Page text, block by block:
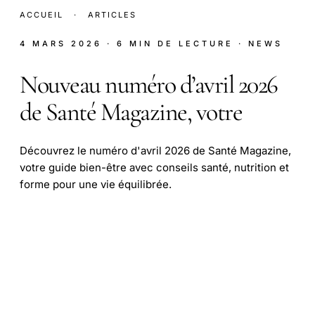
ACCUEIL · ARTICLES
4 MARS 2026 · 6 MIN DE LECTURE · NEWS
Nouveau numéro d’avril 2026
de Santé Magazine, votre
Découvrez le numéro d'avril 2026 de Santé Magazine,
votre guide bien-être avec conseils santé, nutrition et
forme pour une vie équilibrée.